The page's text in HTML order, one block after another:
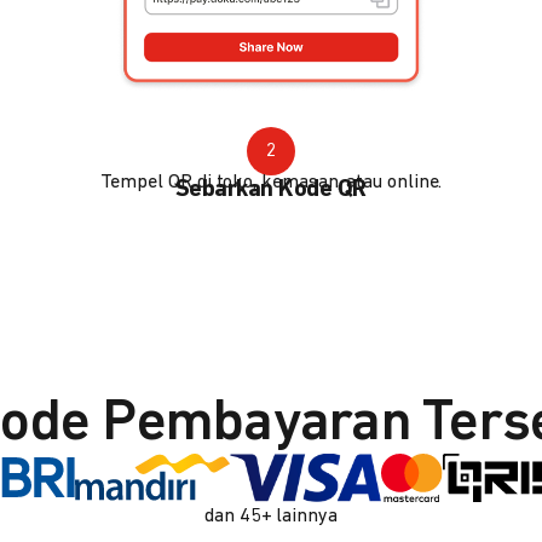
2
Sebarkan Kode QR
Tempel QR di toko, kemasan, atau online.
Pembayaran
dan 45+ lainnya